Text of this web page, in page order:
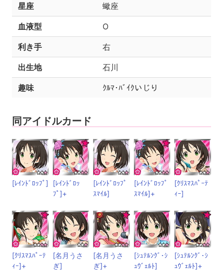
星座 蠍座
血液型 O
利き手 右
出生地 石川
趣味 ｸﾙﾏ･ﾊﾞｲｸいじり
同アイドルカード
[ﾚｲﾝﾄﾞﾛｯﾌﾟ]
[ﾚｲﾝﾄﾞﾛｯ
ﾌﾟ]+
[ﾚｲﾝﾄﾞﾛｯﾌﾟ
ｽﾏｲﾙ]
[ﾚｲﾝﾄﾞﾛｯﾌﾟ
ｽﾏｲﾙ]+
[ｸﾘｽﾏｽﾊﾟｰﾃ
ｨｰ]
[ｸﾘｽﾏｽﾊﾟｰﾃ
ｨｰ]+
[名月うさ
ぎ]
[名月うさ
ぎ]+
[ｼｭﾃﾙﾝｸﾞ･ｼ
ｭｳﾞｪﾙﾄ]
[ｼｭﾃﾙﾝｸﾞ･ｼ
ｭｳﾞｪﾙﾄ]+